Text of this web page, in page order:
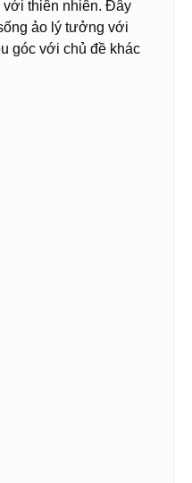
với thiên nhiên. Đây
ảo lý tưởng với
góc với chủ đề khác